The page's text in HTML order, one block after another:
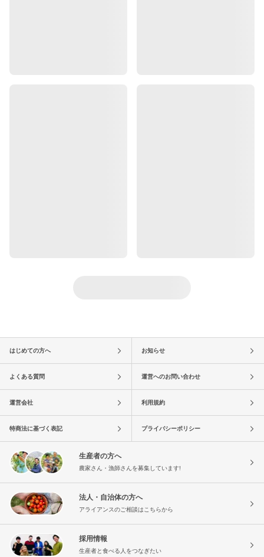
はじめての方へ お知らせ
よくある質問 運営へのお問い合わせ
運営会社 利用規約
特商法に基づく表記 プライバシーポリシー
生産者の方へ
農家さん・漁師さんを募集しています!
法人・自治体の方へ
アライアンスのご相談はこちらから
採用情報
生産者と食べる人をつなぎたい